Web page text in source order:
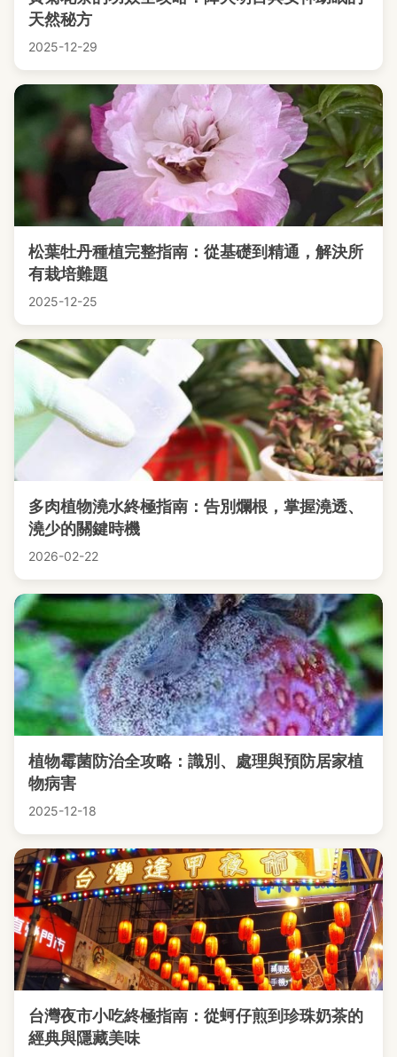
天然秘方
2025-12-29
松葉牡丹種植完整指南：從基礎到精通，解決所
有栽培難題
2025-12-25
多肉植物澆水終極指南：告別爛根，掌握澆透、
澆少的關鍵時機
2026-02-22
植物霉菌防治全攻略：識別、處理與預防居家植
物病害
2025-12-18
台灣夜市小吃終極指南：從蚵仔煎到珍珠奶茶的
經典與隱藏美味